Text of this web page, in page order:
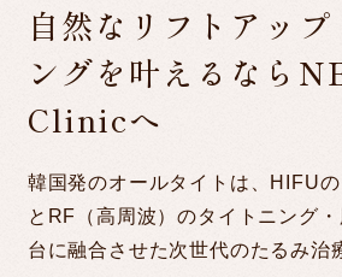
自然なリフトアッ
ングを叶えるなら
Clinicへ
韓国発のオールタイトは、HIFU
とRF（高周波）のタイトニング
台に融合させた次世代のたるみ治